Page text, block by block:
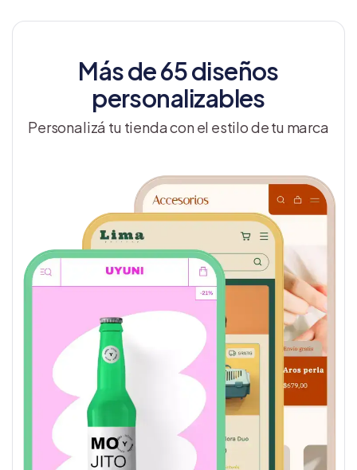
Más de 65 diseños
personalizables
Personalizá tu tienda con el estilo de tu marca